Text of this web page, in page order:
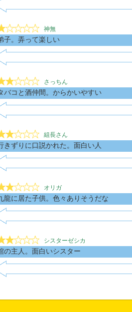
神無
子。弄って楽しい
さっちん
バコと酒仲間。からかいやすい
組長さん
きずりに口説かれた。面白い人
オリガ
龍に居た子供。色々ありそうだな
シスターゼシカ
の主人。面白いシスター